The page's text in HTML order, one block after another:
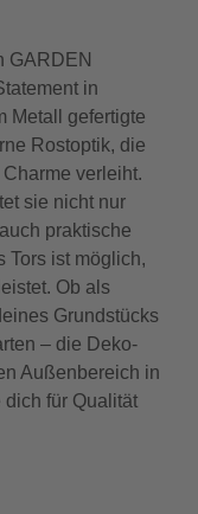
GARDEN
in
Metall gefertigte
Rostoptik, die
verleiht.
sie nicht nur
praktische
Tors ist möglich,
Ob als
Grundstücks
– die Deko-
Außenbereich in
für Qualität